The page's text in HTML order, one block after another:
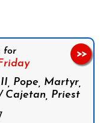
for
Pope, Martyr,
Cajetan, Priest
>>